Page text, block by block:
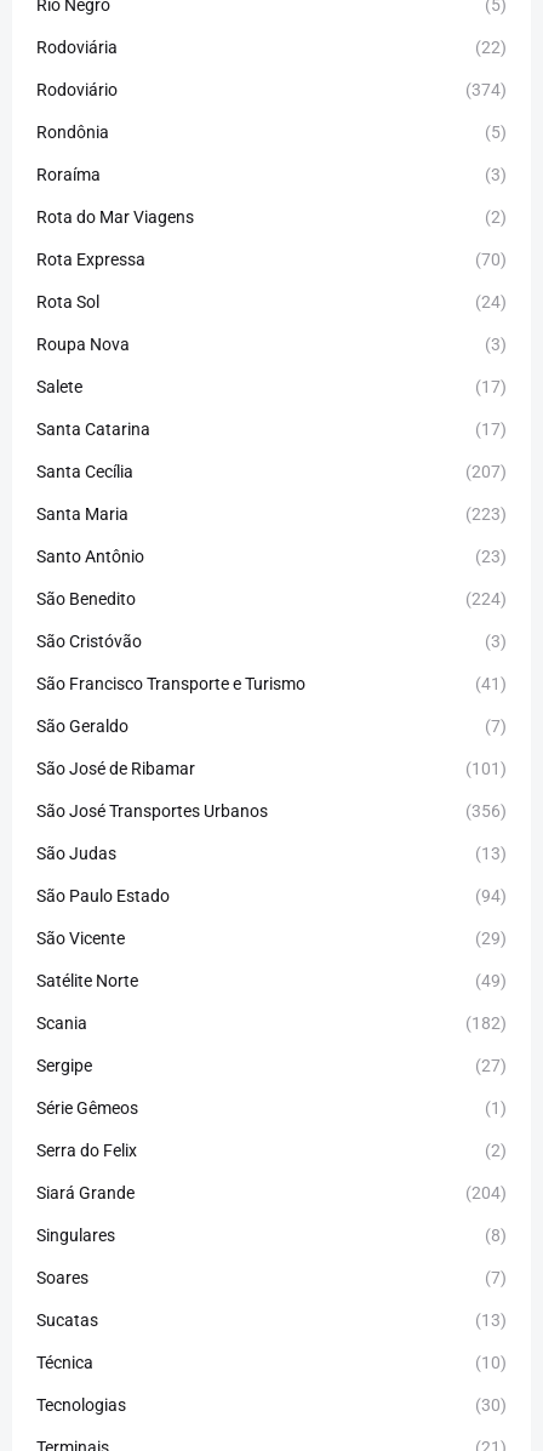
Rio Negro (5)
Rodoviária (22)
Rodoviário (374)
Rondônia (5)
Roraíma (3)
Rota do Mar Viagens (2)
Rota Expressa (70)
Rota Sol (24)
Roupa Nova (3)
Salete (17)
Santa Catarina (17)
Santa Cecília (207)
Santa Maria (223)
Santo Antônio (23)
São Benedito (224)
São Cristóvão (3)
São Francisco Transporte e Turismo (41)
São Geraldo (7)
São José de Ribamar (101)
São José Transportes Urbanos (356)
São Judas (13)
São Paulo Estado (94)
São Vicente (29)
Satélite Norte (49)
Scania (182)
Sergipe (27)
Série Gêmeos (1)
Serra do Felix (2)
Siará Grande (204)
Singulares (8)
Soares (7)
Sucatas (13)
Técnica (10)
Tecnologias (30)